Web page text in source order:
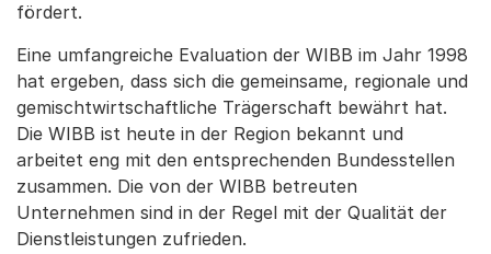
fördert.
Eine umfangreiche Evaluation der WIBB im Jahr 1998
hat ergeben, dass sich die gemeinsame, regionale und
gemischtwirtschaftliche Trägerschaft bewährt hat.
Die WIBB ist heute in der Region bekannt und
arbeitet eng mit den entsprechenden Bundesstellen
zusammen. Die von der WIBB betreuten
Unternehmen sind in der Regel mit der Qualität der
Dienstleistungen zufrieden.